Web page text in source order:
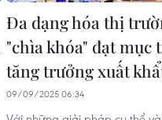
Đa dạng hóa thị
"chìa khóa" đạt mục
tăng trưởng xuất
09/09/2025 06:34